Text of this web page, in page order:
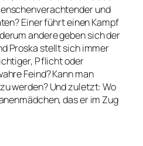
und
Einer führt einen Kampf
andere geben sich der
Proska stellt sich immer
Pflicht oder
Feind? Kann man
werden? Und zuletzt: Wo
das er im Zug